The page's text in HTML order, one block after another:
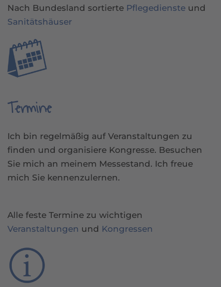
Nach Bundesland sortierte Pflegedienste und
Sanitätshäuser
Termine
Ich bin regelmäßig auf Veranstaltungen zu
finden und organisiere Kongresse. Besuchen
Sie mich an meinem Messestand. Ich freue
mich Sie kennenzulernen.
Alle feste Termine zu wichtigen
Veranstaltungen und Kongressen